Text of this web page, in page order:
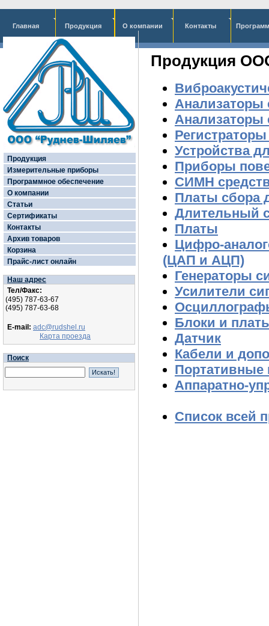
Главная Продукция О компании Контакты
Продукция
Анализаторы
Анализаторы
Устройства
Приборы
СИМН
Платы сбора
Длительный
Платы
Цифро-
(ЦАП и АЦП)
Генераторы
Усилители
Блоки и
Датчик
Кабели и
Аппаратно-
Список всей
Продукция
Измерительные приборы
Программное обеспечение
О компании
Статьи
Сертификаты
Контакты
Архив товаров
Корзина
Прайс-лист онлайн
Наш адрес
Тел/Факс:
(495) 787-63-67
(495) 787-63-68
E-mail: adc@rudshel.ru
Карта проезда
Поиск